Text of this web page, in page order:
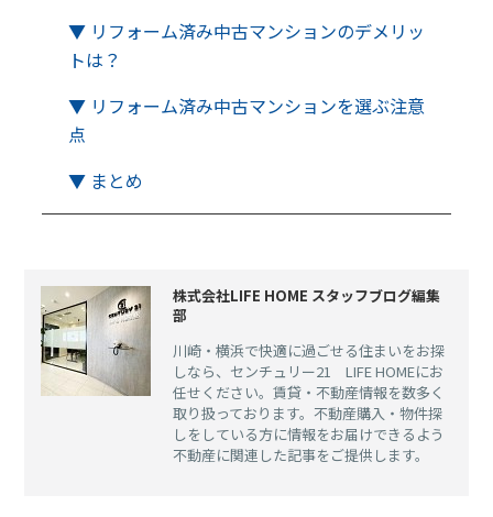
▼ リフォーム済み中古マンションのデメリッ
トは？
▼ リフォーム済み中古マンションを選ぶ注意
点
▼ まとめ
株式会社LIFE HOME スタッフブログ編集
部
川崎・横浜で快適に過ごせる住まいをお探
しなら、センチュリー21 LIFE HOMEにお
任せください。賃貸・不動産情報を数多く
取り扱っております。不動産購入・物件探
しをしている方に情報をお届けできるよう
不動産に関連した記事をご提供します。